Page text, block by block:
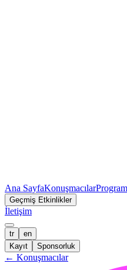
Ana SayfaKonuşmacılarProgram
Geçmiş Etkinlikler
İletişim
tr
en
Kayıt
Sponsorluk
← Konuşmacılar